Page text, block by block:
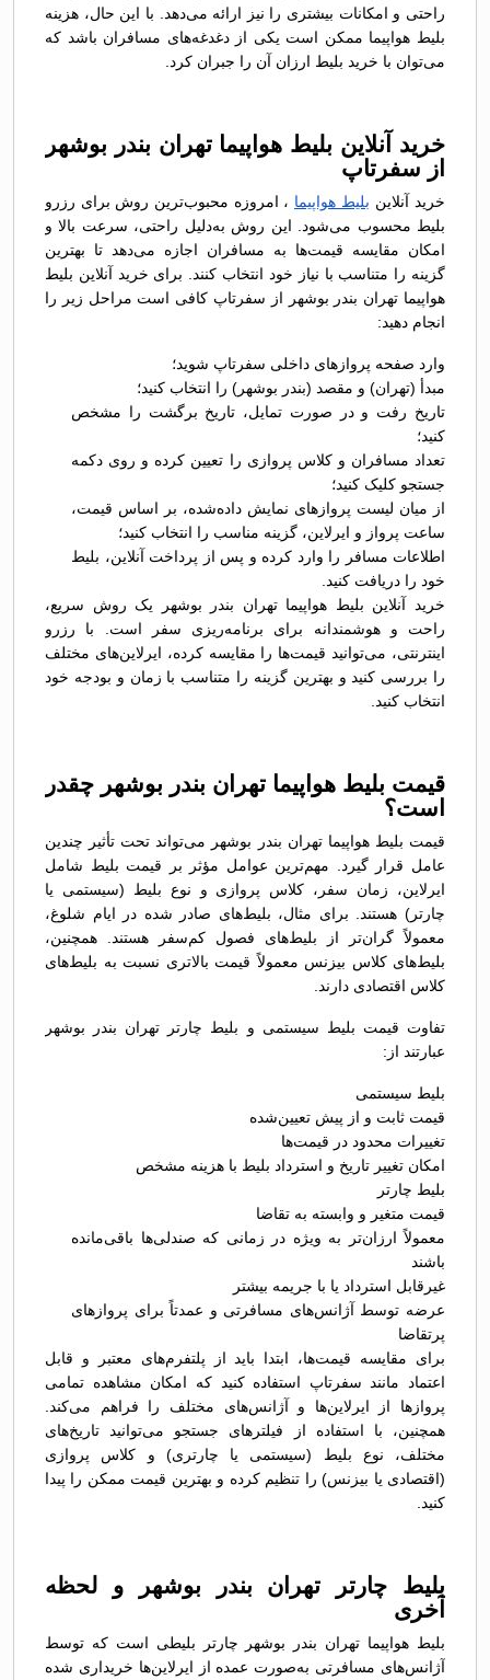
راحتی و امکانات بیشتری را نیز ارائه می‌دهد. با این حال، هزینه
بلیط هواپیما ممکن است یکی از دغدغه‌های مسافران باشد که
می‌توان با خرید بلیط ارزان آن را جبران کرد.
خرید آنلاین بلیط هواپیما تهران بندر بوشهر
از سفرتاپ
خرید آنلاین بلیط هواپیما ، امروزه محبوب‌ترین روش برای رزرو
بلیط محسوب می‌شود. این روش به‌دلیل راحتی، سرعت بالا و
امکان مقایسه قیمت‌ها به مسافران اجازه می‌دهد تا بهترین
گزینه را متناسب با نیاز خود انتخاب کنند. برای خرید آنلاین بلیط
هواپیما تهران بندر بوشهر از سفرتاپ کافی است مراحل زیر را
انجام دهید:
وارد صفحه پروازهای داخلی سفرتاپ شوید؛
مبدأ (تهران) و مقصد (بندر بوشهر) را انتخاب کنید؛
تاریخ رفت و در صورت تمایل، تاریخ برگشت را مشخص
کنید؛
تعداد مسافران و کلاس پروازی را تعیین کرده و روی دکمه
جستجو کلیک کنید؛
از میان لیست پروازهای نمایش داده‌شده، بر اساس قیمت،
ساعت پرواز و ایرلاین، گزینه مناسب را انتخاب کنید؛
اطلاعات مسافر را وارد کرده و پس از پرداخت آنلاین، بلیط
خود را دریافت کنید.
خرید آنلاین بلیط هواپیما تهران بندر بوشهر یک روش سریع،
راحت و هوشمندانه برای برنامه‌ریزی سفر است. با رزرو
اینترنتی، می‌توانید قیمت‌ها را مقایسه کرده، ایرلاین‌های مختلف
را بررسی کنید و بهترین گزینه را متناسب با زمان و بودجه خود
انتخاب کنید.
قیمت بلیط هواپیما تهران بندر بوشهر چقدر
است؟
قیمت بلیط هواپیما تهران بندر بوشهر می‌تواند تحت تأثیر چندین
عامل قرار گیرد. مهم‌ترین عوامل مؤثر بر قیمت بلیط شامل
ایرلاین، زمان سفر، کلاس پروازی و نوع بلیط (سیستمی یا
چارتر) هستند. برای مثال، بلیط‌های صادر شده در ایام شلوغ،
معمولاً گران‌تر از بلیط‌های فصول کم‌سفر هستند. همچنین،
بلیط‌های کلاس بیزنس معمولاً قیمت بالاتری نسبت به بلیط‌های
کلاس اقتصادی دارند.
تفاوت قیمت بلیط سیستمی و بلیط چارتر تهران بندر بوشهر
عبارتند از:
بلیط سیستمی
قیمت ثابت و از پیش تعیین‌شده
تغییرات محدود در قیمت‌ها
امکان تغییر تاریخ و استرداد بلیط با هزینه مشخص
بلیط چارتر
قیمت متغیر و وابسته به تقاضا
معمولاً ارزان‌تر به ویژه در زمانی که صندلی‌ها باقی‌مانده
باشند
غیرقابل استرداد یا با جریمه بیشتر
عرضه توسط آژانس‌های مسافرتی و عمدتاً برای پروازهای
پرتقاضا
برای مقایسه قیمت‌ها، ابتدا باید از پلتفرم‌های معتبر و قابل
اعتماد مانند سفرتاپ استفاده کنید که امکان مشاهده تمامی
پروازها از ایرلاین‌ها و آژانس‌های مختلف را فراهم می‌کند.
همچنین، با استفاده از فیلترهای جستجو می‌توانید تاریخ‌های
مختلف، نوع بلیط (سیستمی یا چارتری) و کلاس پروازی
(اقتصادی یا بیزنس) را تنظیم کرده و بهترین قیمت ممکن را پیدا
کنید.
بلیط چارتر تهران بندر بوشهر و لحظه
آخری
بلیط هواپیما تهران بندر بوشهر چارتر بلیطی است که توسط
آژانس‌های مسافرتی به‌صورت عمده از ایرلاین‌ها خریداری شده